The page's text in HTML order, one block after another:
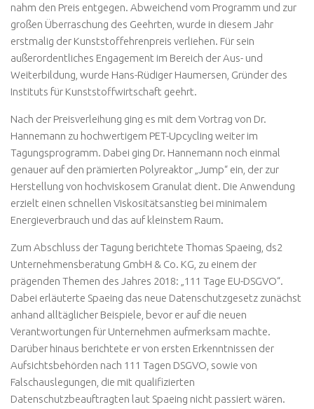
nahm den Preis entgegen. Abweichend vom Programm und zur
großen Überraschung des Geehrten, wurde in diesem Jahr
erstmalig der Kunststoffehrenpreis verliehen. Für sein
außerordentliches Engagement im Bereich der Aus- und
Weiterbildung, wurde Hans-Rüdiger Haumersen, Gründer des
Instituts für Kunststoffwirtschaft geehrt.
Nach der Preisverleihung ging es mit dem Vortrag von Dr.
Hannemann zu hochwertigem PET-Upcycling weiter im
Tagungsprogramm. Dabei ging Dr. Hannemann noch einmal
genauer auf den prämierten Polyreaktor „Jump“ ein, der zur
Herstellung von hochviskosem Granulat dient. Die Anwendung
erzielt einen schnellen Viskositätsanstieg bei minimalem
Energieverbrauch und das auf kleinstem Raum.
Zum Abschluss der Tagung berichtete Thomas Spaeing, ds2
Unternehmensberatung GmbH & Co. KG, zu einem der
prägenden Themen des Jahres 2018: „111 Tage EU-DSGVO“.
Dabei erläuterte Spaeing das neue Datenschutzgesetz zunächst
anhand alltäglicher Beispiele, bevor er auf die neuen
Verantwortungen für Unternehmen aufmerksam machte.
Darüber hinaus berichtete er von ersten Erkenntnissen der
Aufsichtsbehörden nach 111 Tagen DSGVO, sowie von
Falschauslegungen, die mit qualifizierten
Datenschutzbeauftragten laut Spaeing nicht passiert wären.